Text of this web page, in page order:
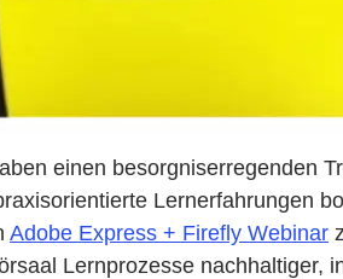
einen besorgniserregenden
Lernerfahrungen
Adobe Express + Firefly Webinar
Lernprozesse